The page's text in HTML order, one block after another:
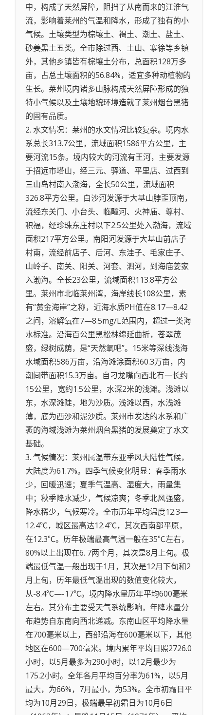
中，构成了天然屏障，阻挡了从南而来的江淮气
流，影响着莱州的气温和降水，形成了独有的小
气候。土壤类型为棕壤土、褐土、潮土、盐土、
砂姜黑土五类。全市除过西、土山、寨徐等乡镇
外，其他乡镇皆有棕壤土分布，总面积128万多
亩，占总土壤面积的56.84%，适宜多种动植物的
生长。莱州境内诸多山脉构成天然屏障形成的独
特小气候以及土壤地貌环境造就了莱州烟台黑猪
的固有品质。
2. 水文情况：莱州的水文情况比较复杂。境内水
系总长313.7公里，流域面积1586平方公里，主
要河流15条。境内较大的河流有王河，主要发源
于招远市塔山，经三元、驿道、平里店、过西到
三山岛村南入渤海，全长50公里，流域面积
326.8平方公里。白沙河发源于大基山脖歪顶南，
流经东关门、小台头、临疃河、火神庙、尊村、
积福，经珍珠东庄村以下2.5公里处入渤海，流域
面积217平方公里。南阳河发源于大基山前店子
村南，流经前店子、后河、东洼子、毛家庄子、
山岭子、南关、阳关、河套、泗河，到海庙姜家
入渤海。全长23公里，流域面积113.8平方公
里。莱州市北临莱州湾，海岸线长108公里，素
有“黄金海岸”之称，近海水质PH值在8.17—8.42
之间，溶解氧在7—8.5mg/L范围内，超过一类海
水标准。沿海百公里黑松林绵延曲折，苍翠茂
盛，绿树成荫，是“天然氧吧”。15米等深线浅海
水域面积586万亩，沿海滩涂面积60.3万亩，内
潮间带面积15.3万亩。自刁龙嘴向西北有一长约
15公里，宽约1.5公里，水深2米的浅滩。浅滩以
东，水深滩陡，地为沙质。浅滩以西，水浅滩
薄，底为西沙和泥沙质。莱州市发达的水系和广
袤的海域浅滩为莱州烟台黑猪的发展奠定了水文
基础。
3. 气候情况：莱州属温带东亚季风大陆性气候，
大陆度为61.7%。四季气候变化明显：春季雨水
少，回暖迅速；夏季气温高、湿度大，雨量集
中；秋季降水减少，气候凉爽；冬季北风强盛，
降水稀少，气候寒冷。全市历年平均温度12.3—
12.4℃，城区最高达12.4℃，其次西南部平原，
在12.3℃。历年极端最高气温一般在35℃左右，
80%以上出现在6. 7两个月，其次是8月上旬。极
端最低气温一般出现于1月，其次是12月下旬和2
月上旬，历年最低气温出现的数值变化较大，
从-8.4℃—-17℃。境内降水量历年平均600毫米
左右。其分布主要受天气系统影响，年降水量分
布趋势自东南向西北递减。东南山区平均降水量
在700毫米以上，西部沿海在600毫米以下，其他
地区在600—700毫米。境内累年平均日照2726.0
小时，以5月最多为290小时，以12月最少为
175.2小时。全年各月平均百分率为61%，以5月
最大，为66%，7月最小，为53%。全市初霜日平
均为10月29日，极端最早初霜日为10月6日